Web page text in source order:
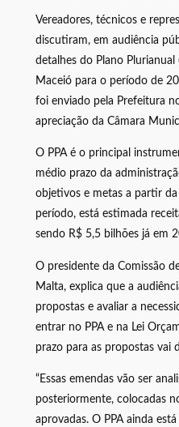
Vereadores, técnicos e
discutiram, em audiência
detalhes do Plano
Maceió para o período de
foi enviado pela Prefeitura
apreciação da Câmara
O PPA é o principal
médio prazo da
objetivos e metas a partir
período, está estimada
sendo R$ 5,5 bilhões já em
O presidente da Comissão
Malta, explica que a
propostas e avaliar a
entrar no PPA e na Lei
prazo para as propostas vai
“Essas emendas vão ser
posteriormente, colocadas
aprovadas. O PPA ainda